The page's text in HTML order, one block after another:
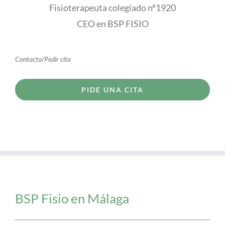
Fisioterapeuta colegiado nº1920
CEO en BSP FISIO
Contacto/Pedir cita
PIDE UNA CITA
BSP Fisio en Málaga